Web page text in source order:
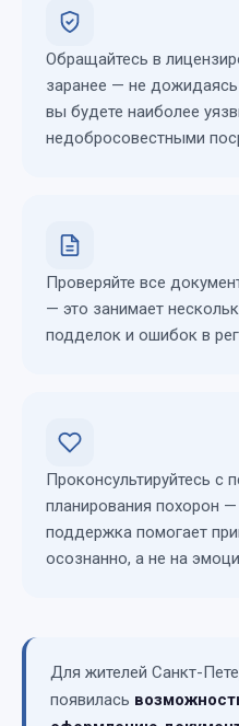
Обращайтесь в
заранее — не
вы будете наиболее
недобросовестными
Проверяйте все
— это занимает
подделок и ошибок в
Проконсультируйтесь с
планирования похорон
поддержка помогает
осознанно, а не на
Для жителей Санкт-
появилась